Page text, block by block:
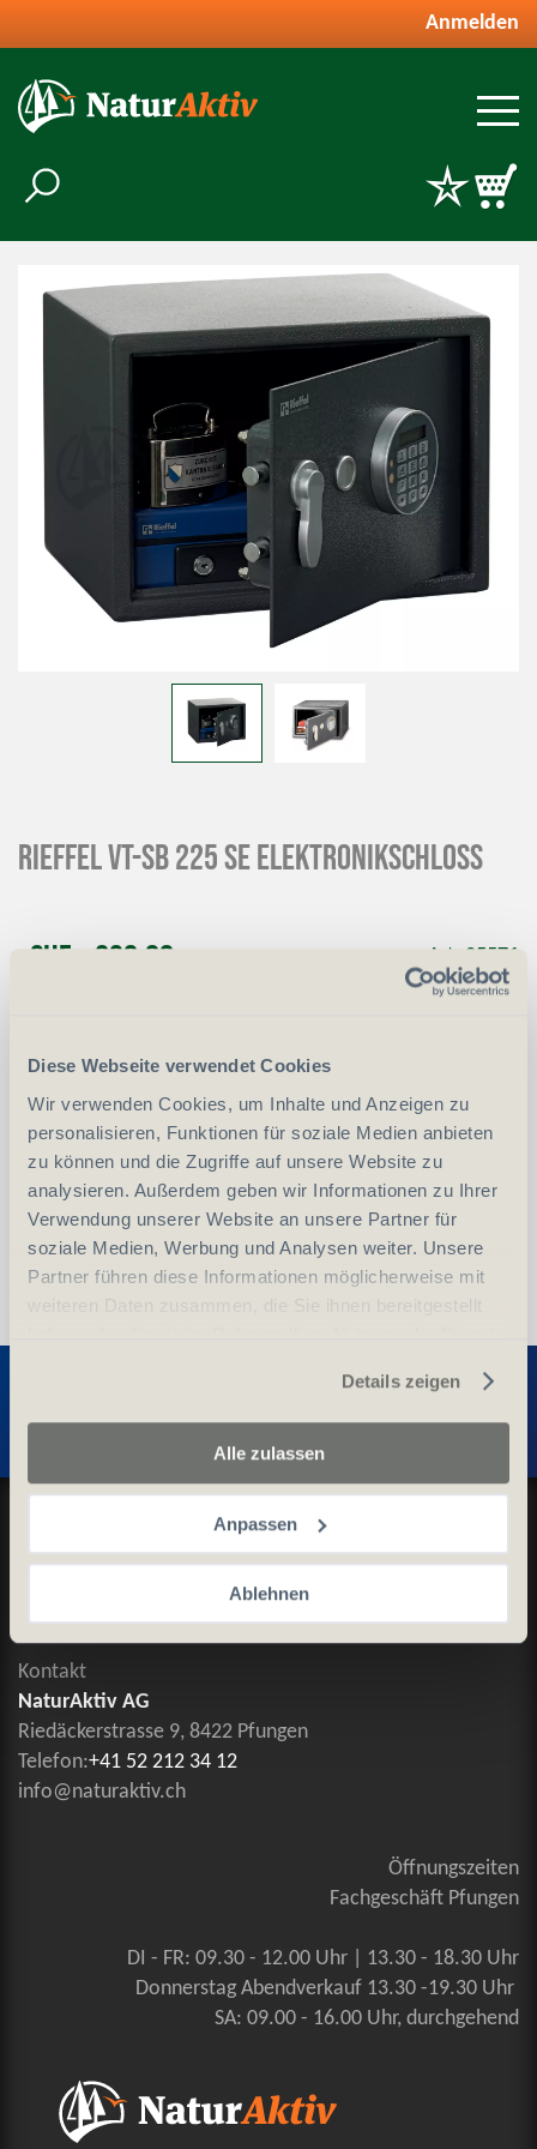
Diese Webseite verwendet Cookies
Wir verwenden Cookies, um Inhalte und Anzeigen zu
personalisieren, Funktionen für soziale Medien anbieten
zu können und die Zugriffe auf unsere Website zu
analysieren. Außerdem geben wir Informationen zu Ihrer
Verwendung unserer Website an unsere Partner für
soziale Medien, Werbung und Analysen weiter. Unsere
Partner führen diese Informationen möglicherweise mit
weiteren Daten zusammen, die Sie ihnen bereitgestellt
Details zeigen
Alle zulassen
Anpassen
Ablehnen
Anmelden
RIEFFEL VT-SB 225 SE Elektronikschloss
CHF 230.00 Art. 25571
vergleichen
Anzahl Stück
In den Warenkorb
Entdecken Sie weitere Produkte
Datenschutz und Cookie-Richtlinien
Allgemeine Geschäftsbedingungen
Kontaktieren Sie uns
Kontakt
NaturAktiv AG
Riedäckerstrasse 9, 8422 Pfungen
Telefon:+41 52 212 34 12
info@naturaktiv.ch
Öffnungszeiten
Fachgeschäft Pfungen
DI - FR: 09.30 - 12.00 Uhr | 13.30 - 18.30 Uhr
Donnerstag Abendverkauf 13.30 -19.30 Uhr
SA: 09.00 - 16.00 Uhr, durchgehend